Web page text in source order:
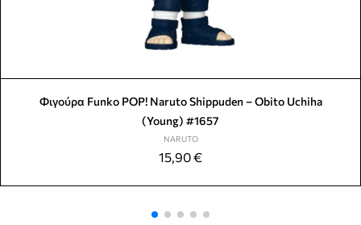
Φιγούρα Funko POP! Naruto Shippuden – Obito Uchiha
(Young) #1657
NARUTO
15,90€